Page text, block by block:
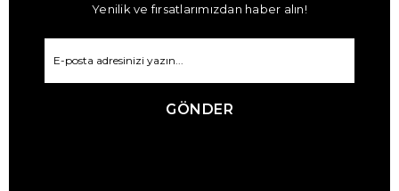
Yenilik ve fırsatlarımızdan haber alın!
GÖNDER